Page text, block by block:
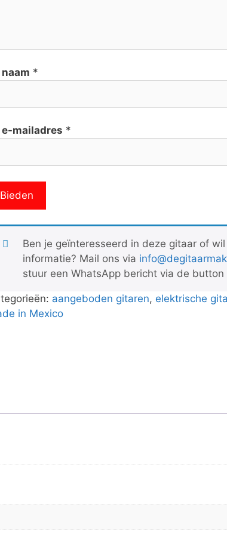
*
e-mailadres *
Ben je geïnteresseerd in deze gitaar of
informatie? Mail ons via
stuur een WhatsApp bericht via de
aangeboden gitaren, elektrische
in Mexico